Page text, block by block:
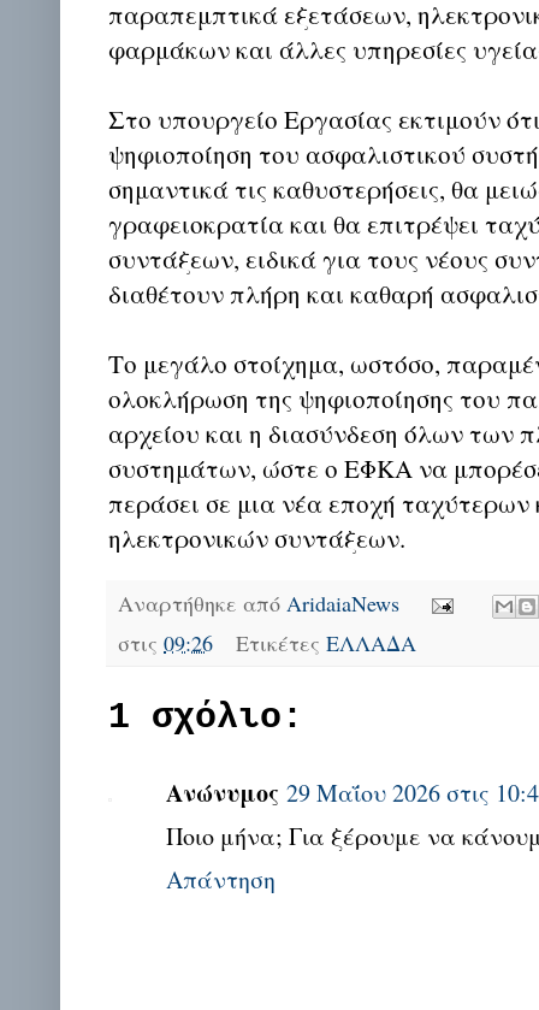
παραπεμπτικά εξετάσεων,
φαρμάκων και άλλες υπηρεσίες
Στο υπουργείο Εργασίας εκτιμούν
ψηφιοποίηση του ασφαλιστικού
σημαντικά τις καθυστερήσεις, θα
γραφειοκρατία και θα επιτρέψει
συντάξεων, ειδικά για τους νέους
διαθέτουν πλήρη και καθαρή
Το μεγάλο στοίχημα, ωστόσο,
ολοκλήρωση της ψηφιοποίησης του
αρχείου και η διασύνδεση όλων των
συστημάτων, ώστε ο ΕΦΚΑ να
περάσει σε μια νέα εποχή
ηλεκτρονικών συντάξεων.
Αναρτήθηκε από AridaiaNews
στις 09:26 ΕτικέτεςΕΛΛΑΔΑ
1 σχόλιο:
Ανώνυμος 29 Μαΐου 2026 στις
Ποιο μήνα; Για ξέρουμε να
Απάντηση